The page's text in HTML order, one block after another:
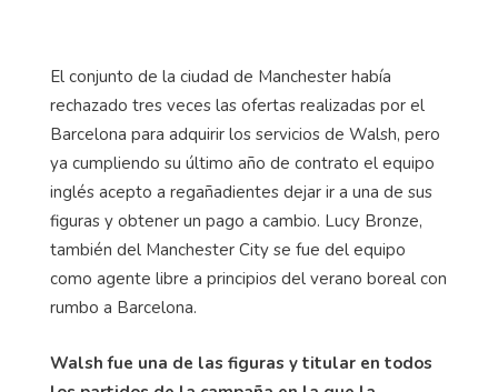
El conjunto de la ciudad de Manchester había
rechazado tres veces las ofertas realizadas por el
Barcelona para adquirir los servicios de Walsh, pero
ya cumpliendo su último año de contrato el equipo
inglés acepto a regañadientes dejar ir a una de sus
figuras y obtener un pago a cambio. Lucy Bronze,
también del Manchester City se fue del equipo
como agente libre a principios del verano boreal con
rumbo a Barcelona.
Walsh fue una de las figuras y titular en todos